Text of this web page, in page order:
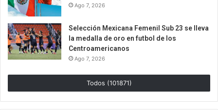
Ago 7, 2026
Selección Mexicana Femenil Sub 23 se lleva
la medalla de oro en futbol de los
Centroamericanos
Ago 7, 2026
Todos (101871)